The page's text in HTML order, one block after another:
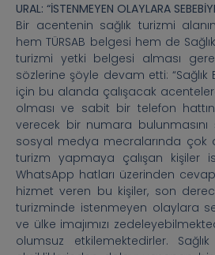
URAL: “İSTENMEYEN OLAYLARA
Bir acentenin sağlık turizmi
hem TÜRSAB belgesi hem de
turizmi yetki belgesi alması
sözlerine şöyle devam etti: “Sağlık
için bu alanda çalışacak
olması ve sabit bir telefon
verecek bir numara bulunmasını
sosyal medya mecralarında çok
turizm yapmaya çalışan kişiler
WhatsApp hatları üzerinden
hizmet veren bu kişiler, son
turizminde istenmeyen olaylara
ve ülke imajımızı
olumsuz etkilemektedirler.